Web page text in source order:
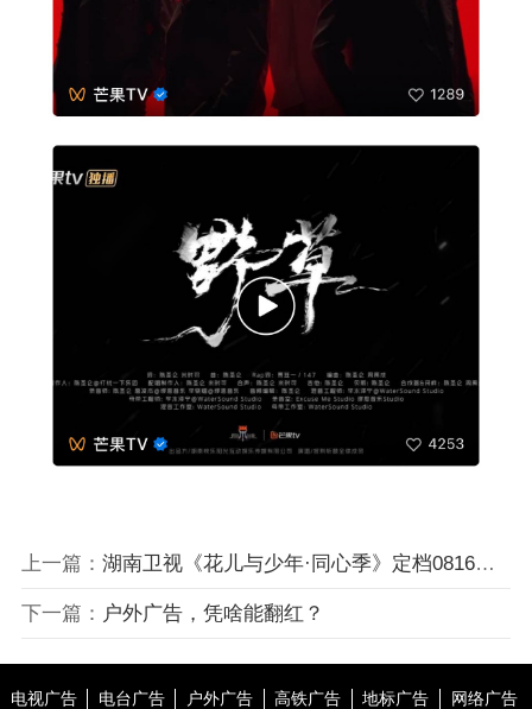
上一篇： 湖南卫视《花儿与少年·同心季》定档0816，美美与共，携手同心！
下一篇： 户外广告，凭啥能翻红？
电视广告 电台广告 户外广告 高铁广告 地标广告
网络广告